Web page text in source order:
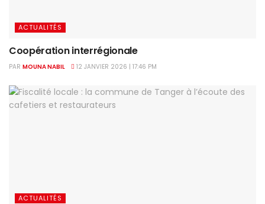
ACTUALITÉS
Coopération interrégionale
PAR MOUNA NABIL 12 JANVIER 2026 | 17:46 PM
ACTUALITÉS